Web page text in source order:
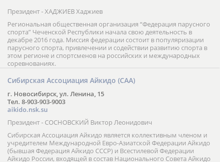
Президент - ХАДЖИЕВ Хаджиев
Региональная общественная организация “Федерация парусного
спорта” Чеченской Республики начала свою деятельность в
декабре 2016 года. Миссия федерации состоит в популяризации
парусного спорта, привлечении и содействии развитию спорта в
этом регионе и спортсменов на российских и международных
соревнованиях.
Сибирская Ассоциация Айкидо (САА)
г. Новосибирск, ул. Ленина, 15
Тел. 8-903-903-9003
aikido.nsk.su
Президент - СОСНОВСКИЙ Виктор Леонидович
Сибирская Ассоциация Айкидо является коллективным членом и
учредителем Международной Евро-Азиатской Федерации Айкидо
(бывшая Федерация Айкидо СССР) и Всестилевой Федерации
Айкидо России, входящей в состав Национального Совета Айкидо